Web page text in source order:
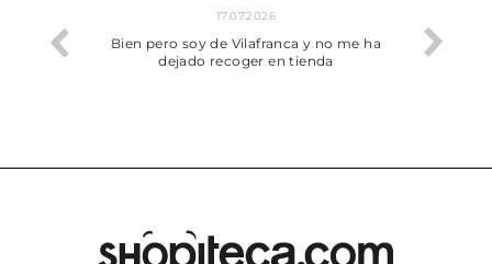
trobat
17.07.2026
Bien pero soy de Vilafranca y no me ha
dejado recoger en tienda